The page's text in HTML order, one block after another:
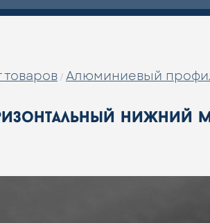
товаров / Алюминиевый
нижний